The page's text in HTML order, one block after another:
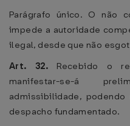
Parágrafo único. O não
impede a autoridade
ilegal, desde que não
Art. 32. Recebido o
manifestar-se-á
admissibilidade,
despacho fundamentado.